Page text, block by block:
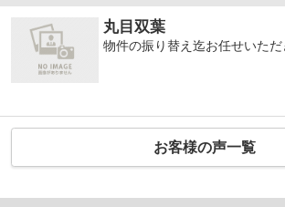
丸目双葉
物件の振り替え迄お任せいただ
お客様の声一覧